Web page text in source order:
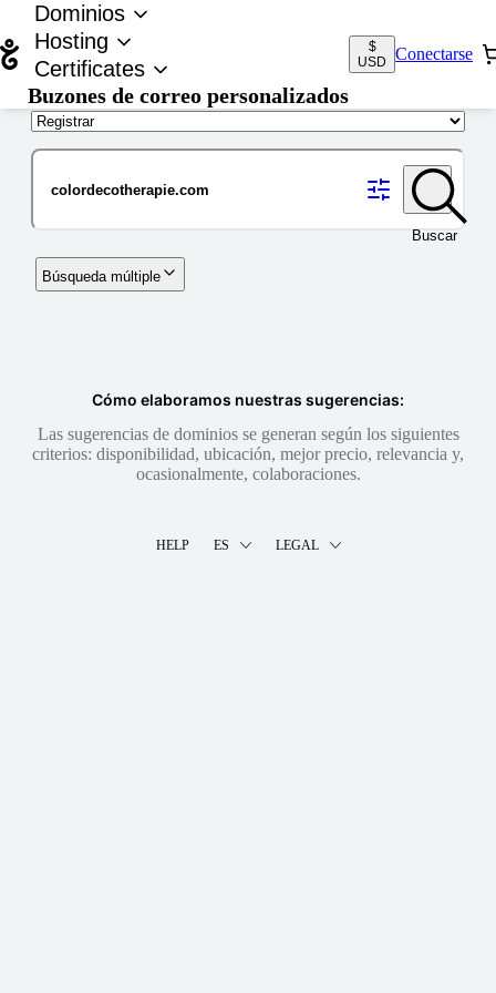
Dominios
Hosting
Certificates
Buzones de correo personalizados
$
USD
Conectarse
Buscar
Búsqueda múltiple
Cómo elaboramos nuestras sugerencias:
Las sugerencias de dominios se generan según los siguientes
criterios: disponibilidad, ubicación, mejor precio, relevancia y,
ocasionalmente, colaboraciones.
HELP ES LEGAL